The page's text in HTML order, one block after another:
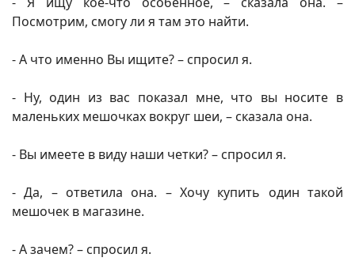
Посмотрим, смогу ли я там это найти.
- А что именно Вы ищите? – спросил я.
- Ну, один из вас показал мне, что вы носите в
маленьких мешочках вокруг шеи, – сказала она.
- Вы имеете в виду наши четки? – спросил я.
- Да, – ответила она. – Хочу купить один такой
мешочек в магазине.
- А зачем? – спросил я.